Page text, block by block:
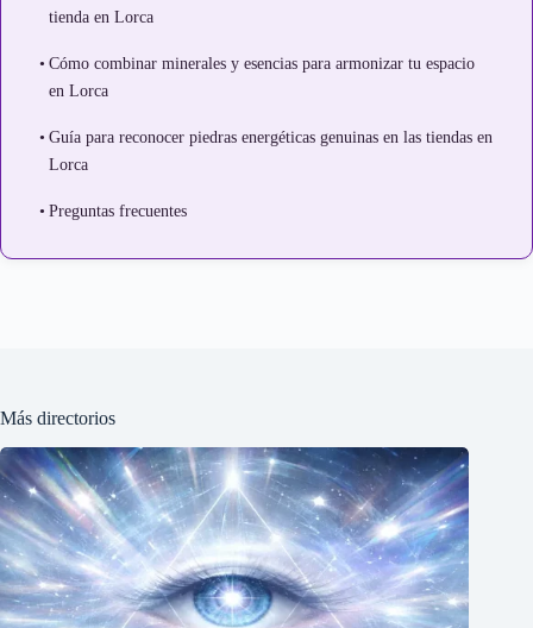
tienda en Lorca
Cómo combinar minerales y esencias para armonizar tu espacio
en Lorca
Guía para reconocer piedras energéticas genuinas en las tiendas en
Lorca
Preguntas frecuentes
Más directorios